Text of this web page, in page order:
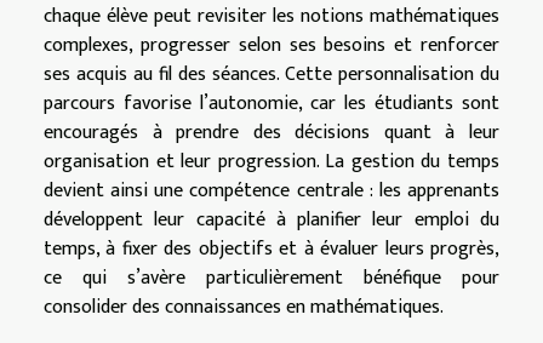
chaque élève peut revisiter les notions mathématiques
complexes, progresser selon ses besoins et renforcer
ses acquis au fil des séances. Cette personnalisation du
parcours favorise l’autonomie, car les étudiants sont
encouragés à prendre des décisions quant à leur
organisation et leur progression. La gestion du temps
devient ainsi une compétence centrale : les apprenants
développent leur capacité à planifier leur emploi du
temps, à fixer des objectifs et à évaluer leurs progrès,
ce qui s’avère particulièrement bénéfique pour
consolider des connaissances en mathématiques.